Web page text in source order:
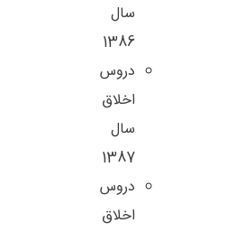
سال
1386
دروس
اخلاق
سال
1387
دروس
اخلاق